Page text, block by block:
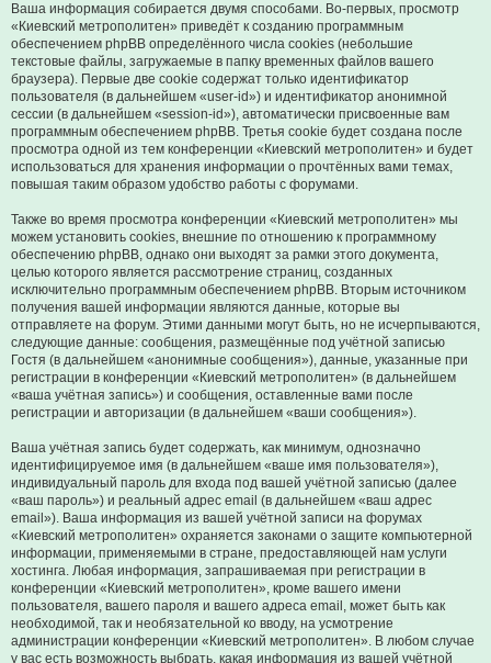
Ваша информация собирается двумя способами. Во-первых, просмотр
«Киевский метрополитен» приведёт к созданию программным
обеспечением phpBB определённого числа cookies (небольшие
текстовые файлы, загружаемые в папку временных файлов вашего
браузера). Первые две cookie содержат только идентификатор
пользователя (в дальнейшем «user-id») и идентификатор анонимной
сессии (в дальнейшем «session-id»), автоматически присвоенные вам
программным обеспечением phpBB. Третья cookie будет создана после
просмотра одной из тем конференции «Киевский метрополитен» и будет
использоваться для хранения информации о прочтённых вами темах,
повышая таким образом удобство работы с форумами.
Также во время просмотра конференции «Киевский метрополитен» мы
можем установить cookies, внешние по отношению к программному
обеспечению phpBB, однако они выходят за рамки этого документа,
целью которого является рассмотрение страниц, созданных
исключительно программным обеспечением phpBB. Вторым источником
получения вашей информации являются данные, которые вы
отправляете на форум. Этими данными могут быть, но не исчерпываются,
следующие данные: сообщения, размещённые под учётной записью
Гостя (в дальнейшем «анонимные сообщения»), данные, указанные при
регистрации в конференции «Киевский метрополитен» (в дальнейшем
«ваша учётная запись») и сообщения, оставленные вами после
регистрации и авторизации (в дальнейшем «ваши сообщения»).
Ваша учётная запись будет содержать, как минимум, однозначно
идентифицируемое имя (в дальнейшем «ваше имя пользователя»),
индивидуальный пароль для входа под вашей учётной записью (далее
«ваш пароль») и реальный адрес email (в дальнейшем «ваш адрес
email»). Ваша информация из вашей учётной записи на форумах
«Киевский метрополитен» охраняется законами о защите компьютерной
информации, применяемыми в стране, предоставляющей нам услуги
хостинга. Любая информация, запрашиваемая при регистрации в
конференции «Киевский метрополитен», кроме вашего имени
пользователя, вашего пароля и вашего адреса email, может быть как
необходимой, так и необязательной ко вводу, на усмотрение
администрации конференции «Киевский метрополитен». В любом случае
у вас есть возможность выбрать, какая информация из вашей учётной